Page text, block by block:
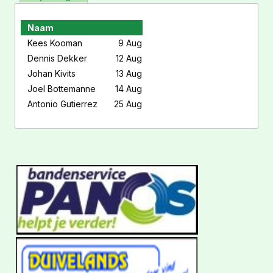
Naam
Kees Kooman
9 Aug
Dennis Dekker
12 Aug
Johan Kivits
13 Aug
Joel Bottemanne
14 Aug
Antonio Gutierrez
25 Aug